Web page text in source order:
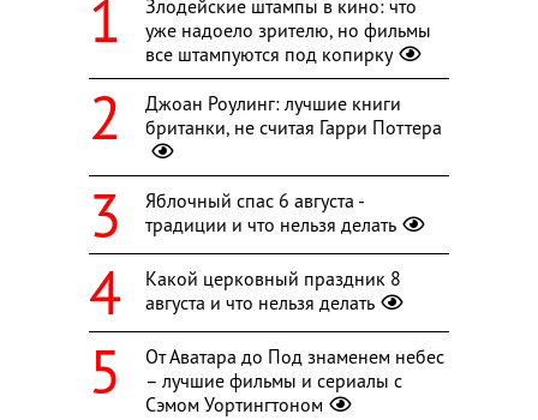
Злодейские штампы в кино: что
уже надоело зрителю, но фильмы
все штампуются под копирку
Джоан Роулинг: лучшие книги
британки, не считая Гарри Поттера
Яблочный спас 6 августа -
традиции и что нельзя делать
Какой церковный праздник 8
августа и что нельзя делать
От Аватара до Под знаменем небес
– лучшие фильмы и сериалы с
Сэмом Уортингтоном